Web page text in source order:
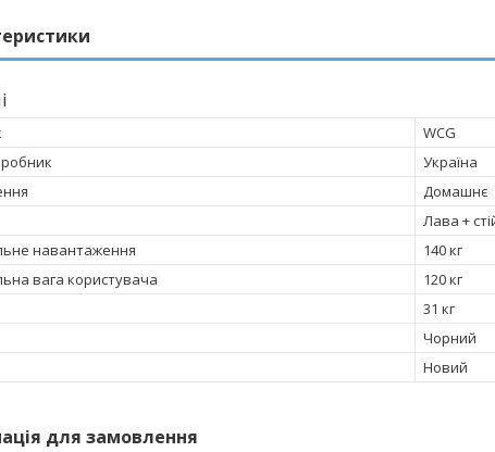
WCG
Україна
Домашнє
Лава +
навантаження
140 кг
вага користувача
120 кг
31 кг
Чорний
Новий
для замовлення